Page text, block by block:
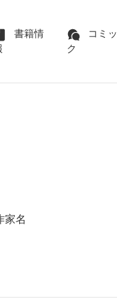
書籍情
コミッ
ク
家名